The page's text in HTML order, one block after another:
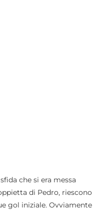
che si era messa
di Pedro, riescono
gol iniziale. Ovviamente